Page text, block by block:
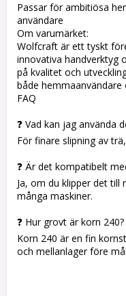
Passar för ambitiösa
användare
Om varumärket:
Wolfcraft är ett tyskt
innovativa handverktyg
på kvalitet och
både hemmaanvändare
FAQ
❓ Vad kan jag använda
För finare slipning av
❓ Är det kompatibelt
Ja, om du klipper det till
många maskiner.
❓ Hur grovt är korn 240?
Korn 240 är en fin
och mellanlager före